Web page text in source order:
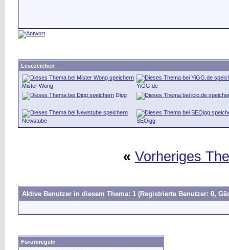
Lesezeichen
Mister Wong
YiGG.de
Digg
Newstube SEOigg
« Vorheriges
Aktive Benutzer in diesem Thema: 1 (Registrierte Benutzer: 0,
Forumregeln